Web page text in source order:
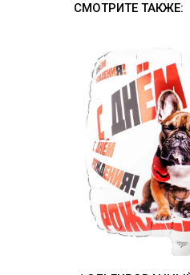
СМОТРИТЕ ТАКЖЕ: